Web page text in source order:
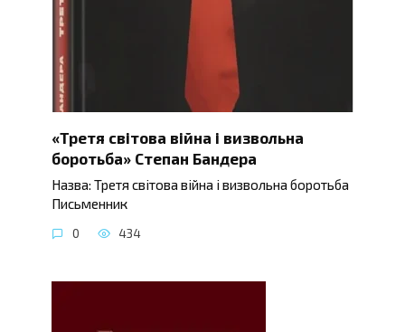
«Третя світова війна і визвольна
боротьба» Степан Бандера
Назва: Третя світова війна і визвольна боротьба
Письменник
0 434